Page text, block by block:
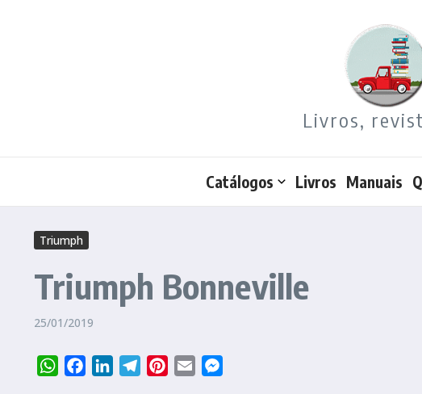
Livros,
Catálogos Livros Manuais
Triumph
Triumph Bonneville
25/01/2019
WhatsAppFacebookLinkedInTelegramPinterest
Email